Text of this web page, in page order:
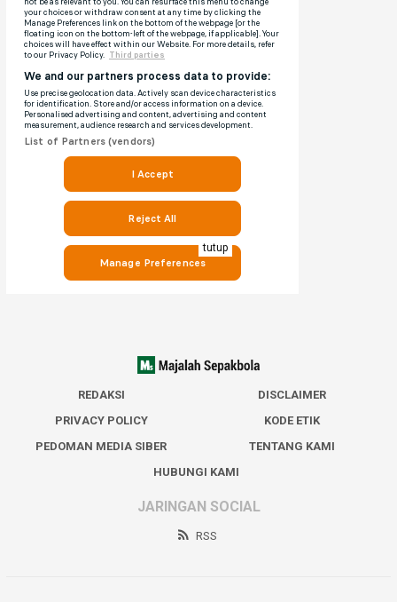
REDAKSI
DISCLAIMER
PRIVACY POLICY
KODE ETIK
PEDOMAN MEDIA SIBER
TENTANG KAMI
HUBUNGI KAMI
JARINGAN SOCIAL
RSS
tutup